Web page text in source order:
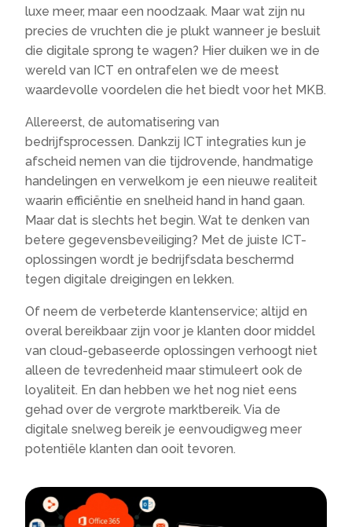
luxe meer, maar een noodzaak. Maar wat zijn nu
precies de vruchten die je plukt wanneer je besluit
die digitale sprong te wagen? Hier duiken we in de
wereld van ICT en ontrafelen we de meest
waardevolle voordelen die het biedt voor het MKB.
Allereerst, de automatisering van
bedrijfsprocessen. Dankzij ICT integraties kun je
afscheid nemen van die tijdrovende, handmatige
handelingen en verwelkom je een nieuwe realiteit
waarin efficiëntie en snelheid hand in hand gaan.
Maar dat is slechts het begin. Wat te denken van
betere gegevensbeveiliging? Met de juiste ICT-
oplossingen wordt je bedrijfsdata beschermd
tegen digitale dreigingen en lekken.
Of neem de verbeterde klantenservice; altijd en
overal bereikbaar zijn voor je klanten door middel
van cloud-gebaseerde oplossingen verhoogt niet
alleen de tevredenheid maar stimuleert ook de
loyaliteit. En dan hebben we het nog niet eens
gehad over de vergrote marktbereik. Via de
digitale snelweg bereik je eenvoudigweg meer
potentiële klanten dan ooit tevoren.